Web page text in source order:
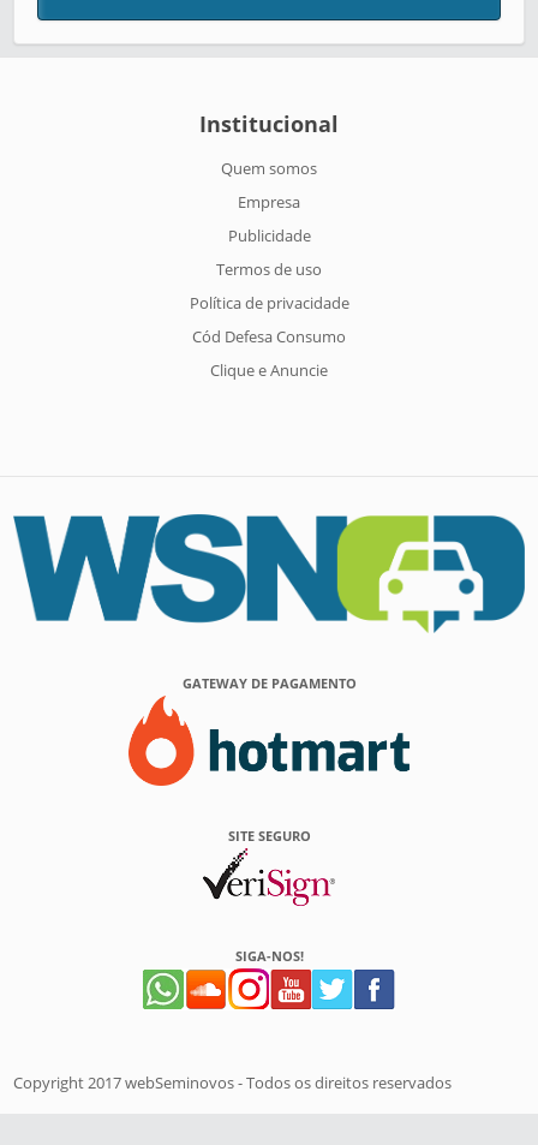
Institucional
Quem somos
Empresa
Publicidade
Termos de uso
Política de privacidade
Cód Defesa Consumo
Clique e Anuncie
GATEWAY DE PAGAMENTO
SITE SEGURO
SIGA-NOS!
Copyright 2017 webSeminovos - Todos os direitos reservados